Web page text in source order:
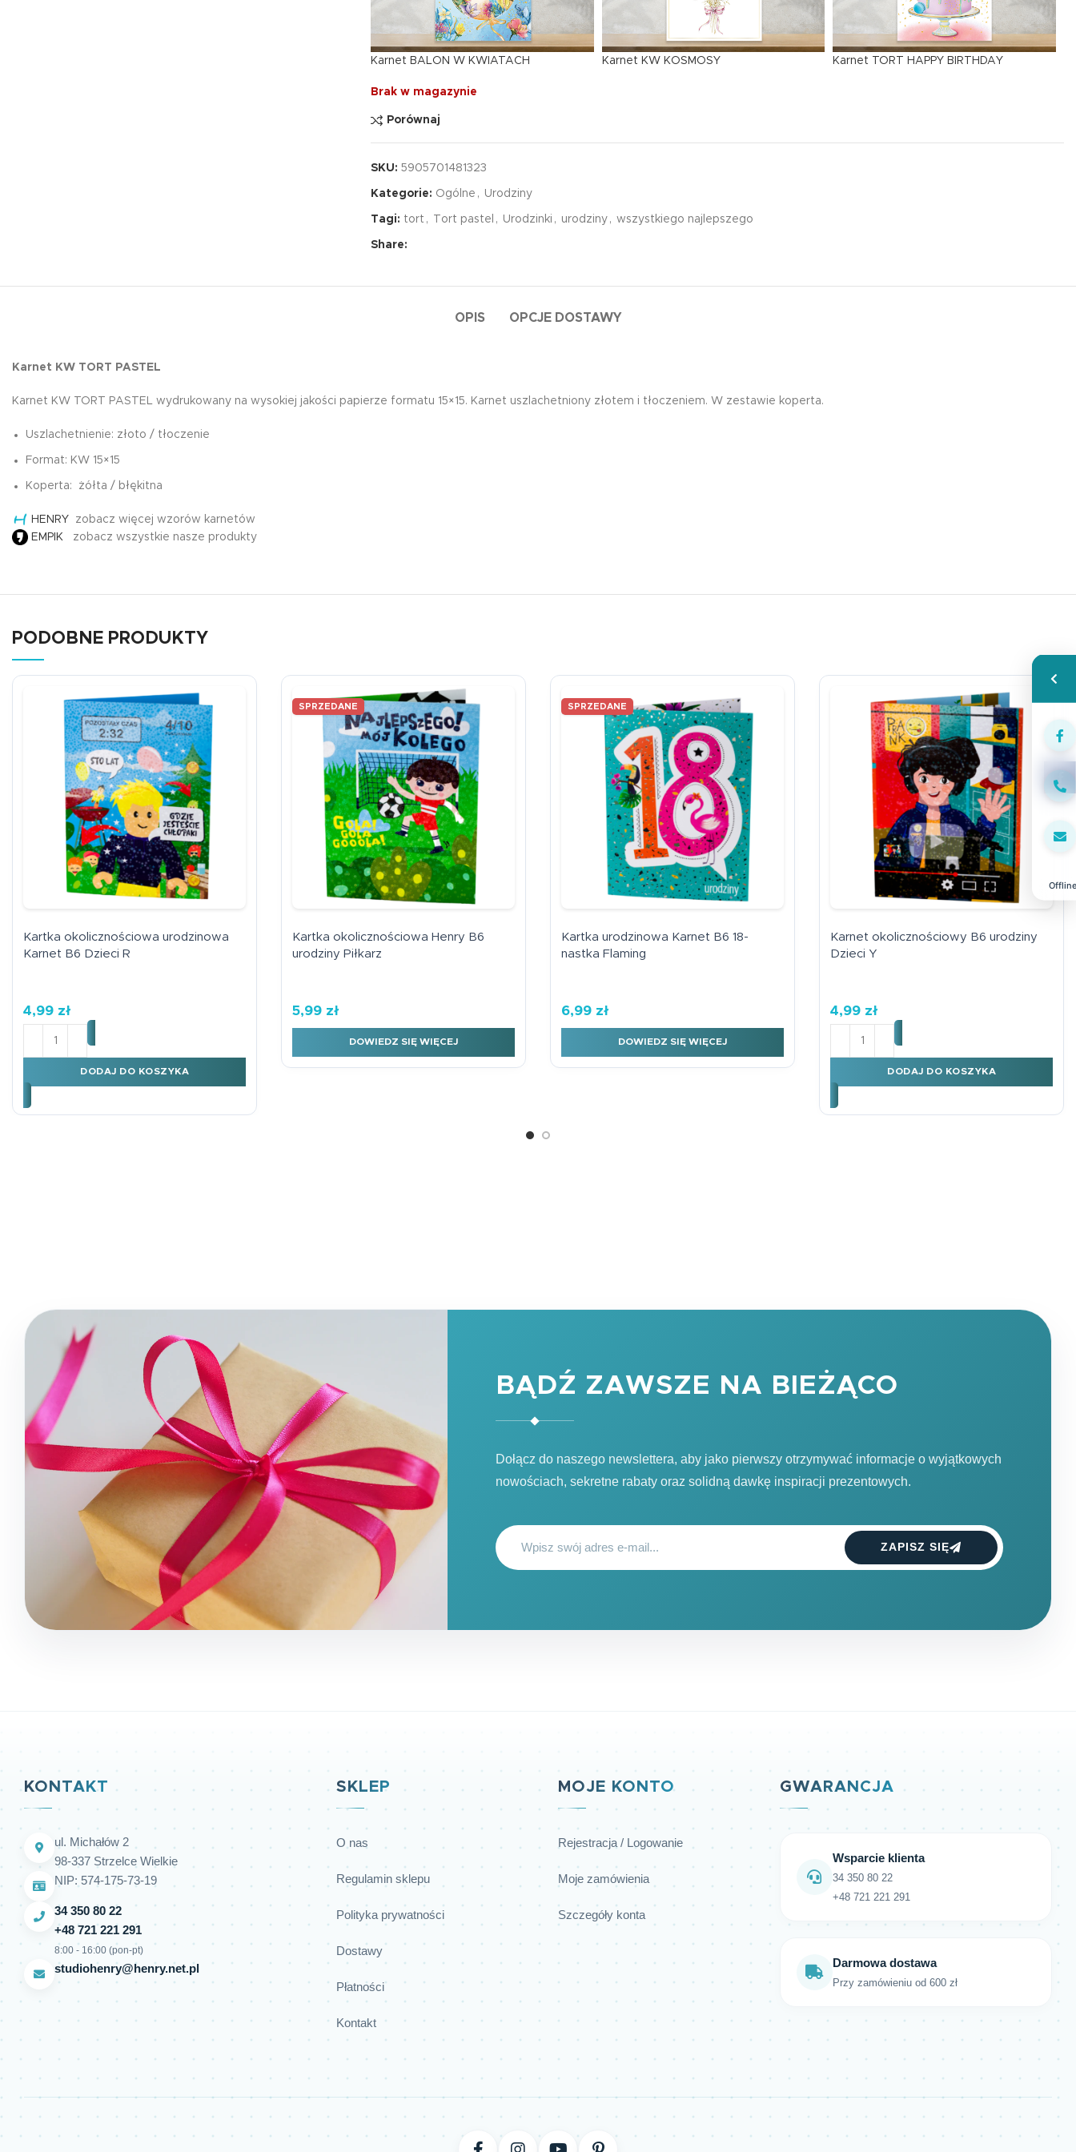
Offline
Edukacyjna zakładka
magnetyczna
Karnet BALON W KWIATACH Karnet KW KOSMOSY Karnet TORT HAPPY BIRTHDAY
Brak w magazynie
Porównaj
SKU: 5905701481323
Kategorie: Ogólne , Urodziny
Tagi: tort , Tort pastel , Urodzinki , urodziny , wszystkiego najlepszego
Share:
OPIS OPCJE DOSTAWY
Karnet KW TORT PASTEL
Karnet KW TORT PASTEL wydrukowany na wysokiej jakości papierze formatu 15×15. Karnet uszlachetniony złotem i tłoczeniem. W zestawie koperta.
Uszlachetnienie: złoto / tłoczenie
Format: KW 15×15
Koperta: żółta / błękitna
HENRY zobacz więcej wzorów karnetów
EMPIK zobacz wszystkie nasze produkty
PODOBNE PRODUKTY
Kartka okolicznościowa urodzinowa
Karnet B6 Dzieci R
4,99 zł
DODAJ DO KOSZYKA
SPRZEDANE
Kartka okolicznościowa Henry B6
urodziny Piłkarz
5,99 zł
DOWIEDZ SIĘ WIĘCEJ
SPRZEDANE
Kartka urodzinowa Karnet B6 18-
nastka Flaming
6,99 zł
DOWIEDZ SIĘ WIĘCEJ
Karnet okolicznościowy B6 urodziny
Dzieci Y
4,99 zł
DODAJ DO KOSZYKA
BĄDŹ ZAWSZE NA BIEŻĄCO
Dołącz do naszego newslettera, aby jako pierwszy otrzymywać informacje o wyjątkowych
nowościach, sekretne rabaty oraz solidną dawkę inspiracji prezentowych.
ZAPISZ SIĘ
KONTAKT
ul. Michałów 2
98-337 Strzelce Wielkie
NIP: 574-175-73-19
34 350 80 22
+48 721 221 291
8:00 - 16:00 (pon-pt)
studiohenry@henry.net.pl
SKLEP
O nas
Regulamin sklepu
Polityka prywatności
Dostawy
Płatności
Kontakt
MOJE KONTO
Rejestracja / Logowanie
Moje zamówienia
Szczegóły konta
GWARANCJA
Wsparcie klienta
34 350 80 22
+48 721 221 291
Darmowa dostawa
Przy zamówieniu od 600 zł